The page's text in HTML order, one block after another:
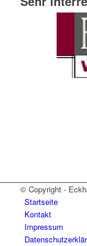
© Copyright -
Startseite
Kontakt
Impressum